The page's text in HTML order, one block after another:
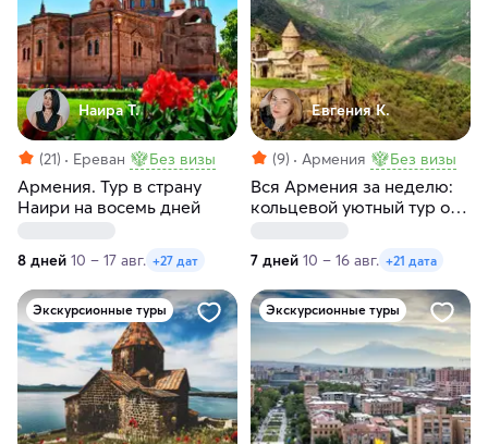
Наира Т.
(21) Ереван Без визы
Армения. Тур в страну
Наири на восемь дней
8 дней 10 – 17 авг. +27 дат
Евгения К.
(9) Армения Без визы
Вся Армения за неделю:
кольцевой уютный тур от
7 дней 10 – 16 авг. +21 дата
Экскурсионные туры Экскурсионные туры